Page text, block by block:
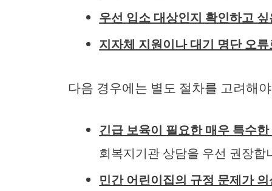
우선 입소 대상인지 확인하고
지자체 지원이나 대기 명단 오
다음 경우에는 별도 절차를 고려해
긴급 보육이 필요한 매우 특수
회복지기관 상담을 우선 권장합
민간 어린이집의 규정 문제가